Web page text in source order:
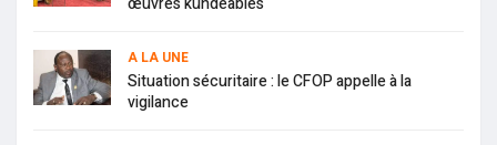
A LA UNE
Situation sécuritaire : le CFOP appelle à la
vigilance